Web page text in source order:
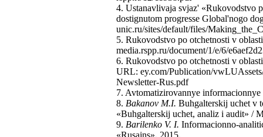
4. Ustanavlivaja svjaz' «Rukovodstvo
dostignutom progresse Global'nogo
unic.ru/sites/default/files/
5. Rukovodstvo po otchetnosti v
media.rspp.ru/document/1/e/6/
6. Rukovodstvo po otchetnosti v
URL: ey.com/Publication/
Newsletter-Rus.pdf
7. Avtomatizirovannye
8. Bakanov M.I. Buhgalterskij uchet v
«Buhgalterskij uchet, analiz i audit» /
9. Barilenko V. I. Informacionno-